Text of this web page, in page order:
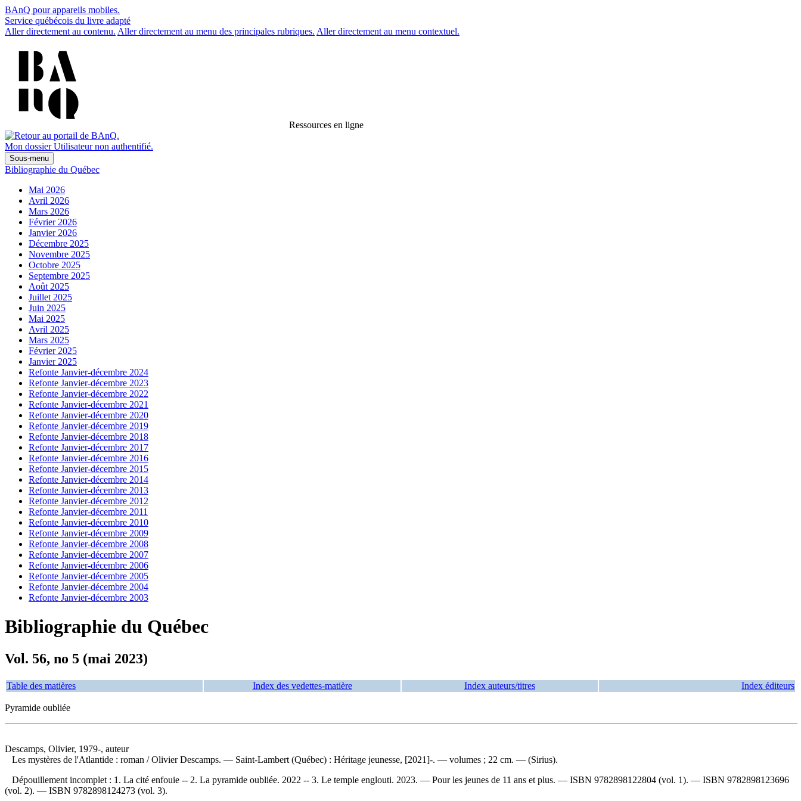
BAnQ pour appareils mobiles.
Service québécois du livre adapté
Aller directement au contenu. Aller directement au menu des principales rubriques. Aller directement au menu contextuel.
Ressources en ligne
Mon dossier Utilisateur non authentifié.
Sous-menu
Bibliographie du Québec
Mai 2026
Avril 2026
Mars 2026
Février 2026
Janvier 2026
Décembre 2025
Novembre 2025
Octobre 2025
Septembre 2025
Août 2025
Juillet 2025
Juin 2025
Mai 2025
Avril 2025
Mars 2025
Février 2025
Janvier 2025
Refonte Janvier-décembre 2024
Refonte Janvier-décembre 2023
Refonte Janvier-décembre 2022
Refonte Janvier-décembre 2021
Refonte Janvier-décembre 2020
Refonte Janvier-décembre 2019
Refonte Janvier-décembre 2018
Refonte Janvier-décembre 2017
Refonte Janvier-décembre 2016
Refonte Janvier-décembre 2015
Refonte Janvier-décembre 2014
Refonte Janvier-décembre 2013
Refonte Janvier-décembre 2012
Refonte Janvier-décembre 2011
Refonte Janvier-décembre 2010
Refonte Janvier-décembre 2009
Refonte Janvier-décembre 2008
Refonte Janvier-décembre 2007
Refonte Janvier-décembre 2006
Refonte Janvier-décembre 2005
Refonte Janvier-décembre 2004
Refonte Janvier-décembre 2003
Bibliographie du Québec
Vol. 56, no 5 (mai 2023)
Table des matières Index des vedettes-matière Index auteurs/titres Index éditeurs
Pyramide oubliée
Descamps, Olivier, 1979-, auteur
Les mystères de l'Atlantide : roman / Olivier Descamps. — Saint-Lambert (Québec) : Héritage jeunesse, [2021]-. — volumes ; 22 cm. — (Sirius).
Dépouillement incomplet : 1. La cité enfouie -- 2. La pyramide oubliée. 2022 -- 3. Le temple englouti. 2023. — Pour les jeunes de 11 ans et plus. — ISBN 9782898122804 (vol. 1). — ISBN 9782898123696
(vol. 2). — ISBN 9782898124273 (vol. 3).